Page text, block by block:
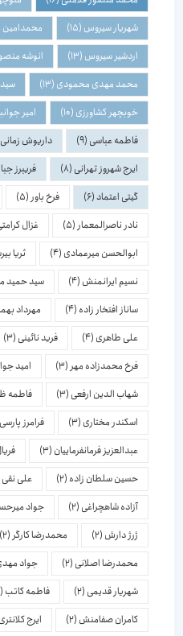
شهریار سیروس(15) محمدامین
اردشیر سیروس(13) انوشه منصوری
محمد مهدی محمودی(13) سید
خوبچهر کشاورزی(10) امیر
فاطمه عباسی(9) داریوش زمانی(9)
ایرج شهروز تهرانی(8) فریبرز جبارنیا
گیتی اعتماد(6) فرخ باور (5)
نادر ناصرالمعمار(5) غزال کرامتی(5)
ابوالحسن میرعمادی(4) ثریا بیرشک
نسیم ایرانمنش(4) سید حمید
ساناز افتخار زاده(4) مهرداد بهمنی(4)
علی طاهری(4) فرید نائینی(3)
فرخ محمدزاده مهر (3) امید
شهاب الدین ارفعی(3) فاطمه
اسكندر مختاری(3) فرامرز پارسی(3)
عبدالعزیز فرمانفرماییان(3) فریال
حسین سلطان زاده(2) علی نقی
آزاده شاهچراغی(2) جواد میرحسینی
ژرژ دارش(2) محمدرضا کارگر(2)
محمدرضا اصلانی(2) جواد مهدی
شهریار قدیمی(2) فاطمه کاتب(2)
کامران صفامنش(2) ایرج کلانتری(2)